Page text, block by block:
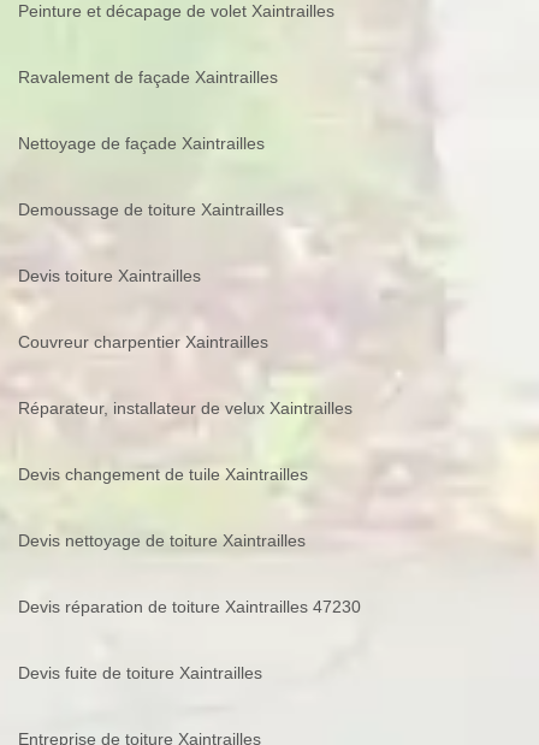
Peinture et décapage de volet Xaintrailles
Ravalement de façade Xaintrailles
Nettoyage de façade Xaintrailles
Demoussage de toiture Xaintrailles
Devis toiture Xaintrailles
Couvreur charpentier Xaintrailles
Réparateur, installateur de velux Xaintrailles
Devis changement de tuile Xaintrailles
Devis nettoyage de toiture Xaintrailles
Devis réparation de toiture Xaintrailles 47230
Devis fuite de toiture Xaintrailles
Entreprise de toiture Xaintrailles